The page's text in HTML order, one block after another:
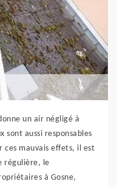
un air négligé à
sont aussi responsables
ces mauvais effets, il est
régulière, le
à Gosne,